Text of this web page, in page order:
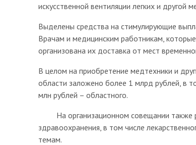
искусственной вентиляции легких и другой
Выделены средства на стимулирующие
Врачам и медицинским работникам,
организована их доставка от мест
В целом на приобретение медтехники и
области заложено более 1 млрд рублей, в
млн рублей – областного.
На организационном совещании также
здравоохранения, в том числе
темам.